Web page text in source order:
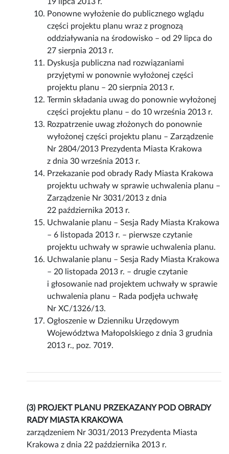
Ponowne wyłożenie do publicznego wglądu
części projektu planu wraz z prognozą
oddziaływania na środowisko – od 29 lipca do
27 sierpnia 2013 r.
Dyskusja publiczna nad rozwiązaniami
przyjętymi w ponownie wyłożonej części
projektu planu – 20 sierpnia 2013 r.
Termin składania uwag do ponownie wyłożonej
części projektu planu – do 10 września 2013 r.
Rozpatrzenie uwag złożonych do ponownie
wyłożonej części projektu planu – Zarządzenie
Nr 2804/2013 Prezydenta Miasta Krakowa
z dnia 30 września 2013 r.
Przekazanie pod obrady Rady Miasta Krakowa
projektu uchwały w sprawie uchwalenia planu –
Zarządzenie Nr 3031/2013 z dnia
22 października 2013 r.
Uchwalanie planu – Sesja Rady Miasta Krakowa
– 6 listopada 2013 r. – pierwsze czytanie
projektu uchwały w sprawie uchwalenia planu.
Uchwalanie planu – Sesja Rady Miasta Krakowa
– 20 listopada 2013 r. – drugie czytanie
i głosowanie nad projektem uchwały w sprawie
uchwalenia planu – Rada podjęła uchwałę
Nr XC/1326/13.
Ogłoszenie w Dzienniku Urzędowym
Województwa Małopolskiego z dnia 3 grudnia
2013 r., poz. 7019.
(3) PROJEKT PLANU PRZEKAZANY POD OBRADY
RADY MIASTA KRAKOWA
zarządzeniem Nr 3031/2013 Prezydenta Miasta
Krakowa z dnia 22 października 2013 r.